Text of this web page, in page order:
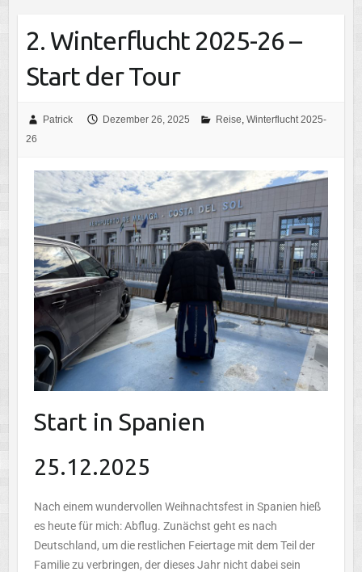
2. Winterflucht 2025-26 –
Start der Tour
Patrick Dezember 26, 2025 Reise Winterflucht 2025-
26
Start in Spanien
25.12.2025
Nach einem wundervollen Weihnachtsfest in Spanien hieß
es heute für mich: Abflug. Zunächst geht es nach
Deutschland, um die restlichen Feiertage mit dem Teil der
Familie zu verbringen, der dieses Jahr nicht dabei sein